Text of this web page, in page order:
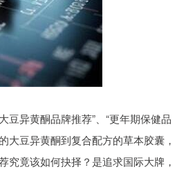
豆异黄酮品牌推荐”、“更年期保健品
大豆异黄酮到复合配方的草本胶囊，
竟该如何抉择？是追求国际大牌，